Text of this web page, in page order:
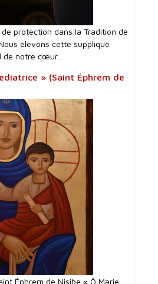
protection dans la Tradition de
élevons cette supplique
de notre cœur...
» (Saint Éphrem de
Éphrem de Nisibe « Ô Marie,